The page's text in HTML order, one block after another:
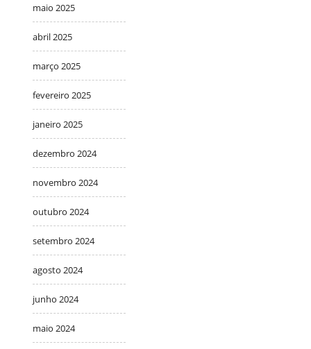
maio 2025
abril 2025
março 2025
fevereiro 2025
janeiro 2025
dezembro 2024
novembro 2024
outubro 2024
setembro 2024
agosto 2024
junho 2024
maio 2024